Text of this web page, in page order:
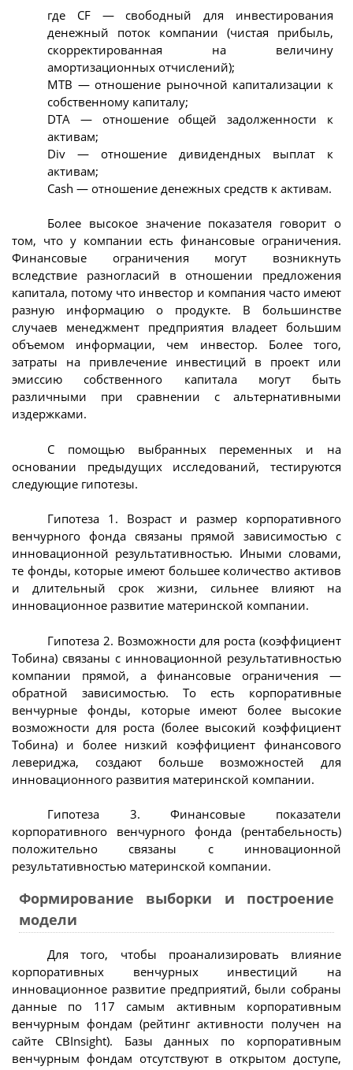
где CF — свободный для инвестирования
денежный поток компании (чистая прибыль,
скорректированная на величину
амортизационных отчислений);
MTB — отношение рыночной капитализации к
собственному капиталу;
DTA — отношение общей задолженности к
активам;
Div — отношение дивидендных выплат к
активам;
Cash — отношение денежных средств к активам.
Более высокое значение показателя говорит о
том, что у компании есть финансовые ограничения.
Финансовые ограничения могут возникнуть
вследствие разногласий в отношении предложения
капитала, потому что инвестор и компания часто имеют
разную информацию о продукте. В большинстве
случаев менеджмент предприятия владеет большим
объемом информации, чем инвестор. Более того,
затраты на привлечение инвестиций в проект или
эмиссию собственного капитала могут быть
различными при сравнении с альтернативными
издержками.
C помощью выбранных переменных и на
основании предыдущих исследований, тестируются
следующие гипотезы.
Гипотеза 1. Возраст и размер корпоративного
венчурного фонда связаны прямой зависимостью с
инновационной результативностью. Иными словами,
те фонды, которые имеют большее количество активов
и длительный срок жизни, сильнее влияют на
инновационное развитие материнской компании.
Гипотеза 2. Возможности для роста (коэффициент
Тобина) связаны с инновационной результативностью
компании прямой, а финансовые ограничения —
обратной зависимостью. То есть корпоративные
венчурные фонды, которые имеют более высокие
возможности для роста (более высокий коэффициент
Тобина) и более низкий коэффициент финансового
левериджа, создают больше возможностей для
инновационного развития материнской компании.
Гипотеза 3. Финансовые показатели
корпоративного венчурного фонда (рентабельность)
положительно связаны с инновационной
результативностью материнской компании.
Формирование выборки и построение
модели
Для того, чтобы проанализировать влияние
корпоративных венчурных инвестиций на
инновационное развитие предприятий, были собраны
данные по 117 самым активным корпоративным
венчурным фондам (рейтинг активности получен на
сайте CBInsight). Базы данных по корпоративным
венчурным фондам отсутствуют в открытом доступе,